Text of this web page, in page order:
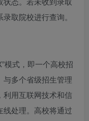
取院校进行查询。
模式，即一个高校招
多个省级招生管理
用互联网技术和信
线处理。高校将通过